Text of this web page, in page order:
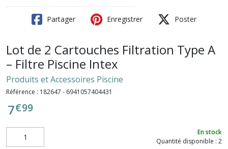
Partager Enregistrer Poster
Lot de 2 Cartouches Filtration Type A
– Filtre Piscine Intex
Produits et Accessoires Piscine
Référence : 182647 - 6941057404431
7€99
En stock
Quantité disponible : 2